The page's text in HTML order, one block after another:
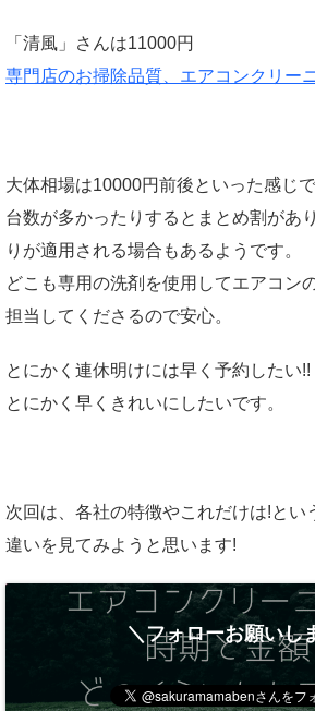
「清風」さんは11000円
専門店のお掃除品質、エアコンクリー
大体相場は10000円前後といった感じで
台数が多かったりするとまとめ割があ
りが適用される場合もあるようです。
どこも専用の洗剤を使用してエアコン
担当してくださるので安心。
とにかく連休明けには早く予約したい!!
とにかく早くきれいにしたいです。
次回は、各社の特徴やこれだけは!とい
違いを見てみようと思います!
＼フォローお願いし